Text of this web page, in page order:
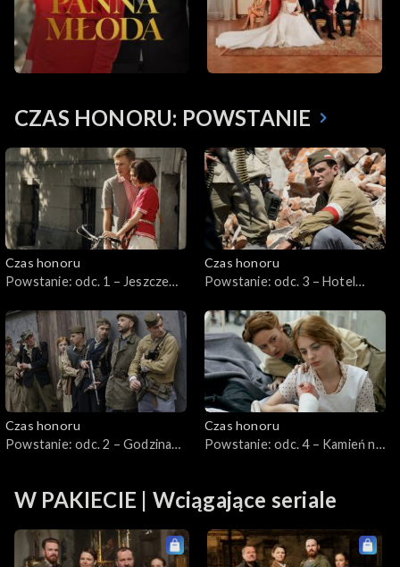
CZAS HONORU: POWSTANIE
Czas honoru
Powstanie: odc. 1 – Jeszcze
Czas honoru
Powstanie: odc. 3 – Hotel
Czas honoru
Powstanie: odc. 2 – Godzina
Czas honoru
Powstanie: odc. 4 – Kamień na
W PAKIECIE | Wciągające seriale